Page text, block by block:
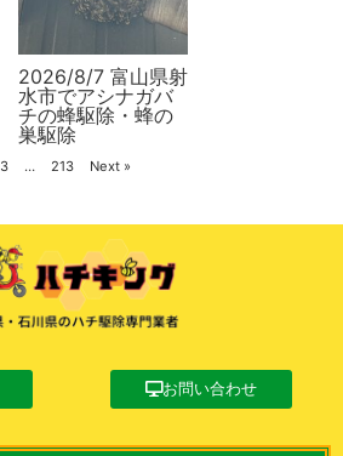
2026/8/7 富山県射
水市でアシナガバ
チの蜂駆除・蜂の
巣駆除
3 … 213 Next »
お問い合わせ